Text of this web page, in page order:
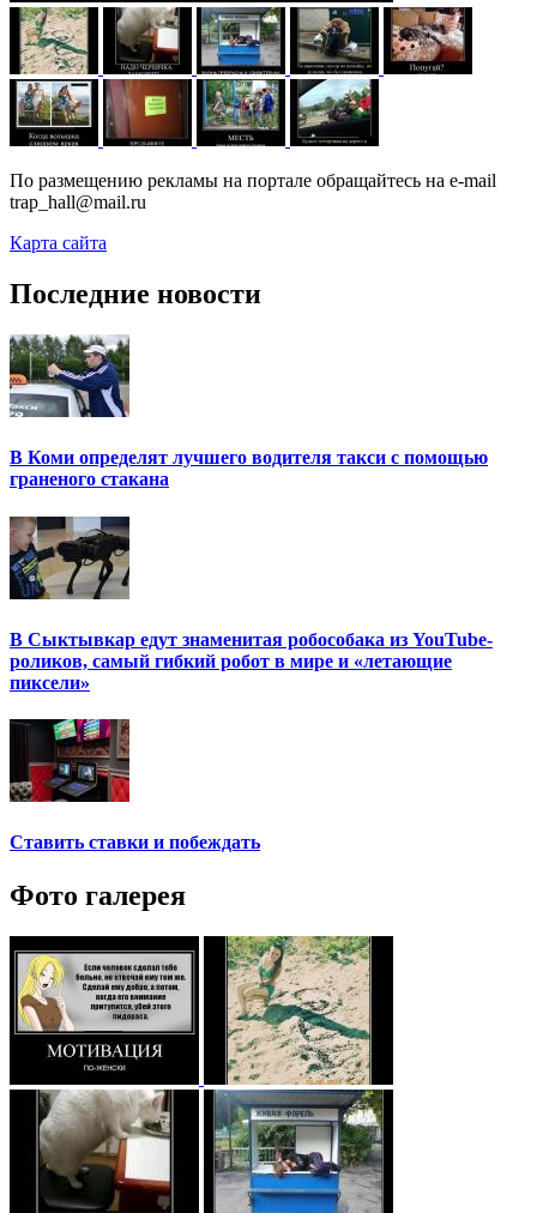
По размещению рекламы на портале обращайтесь на e-mail
trap_hall@mail.ru
Карта сайта
Последние новости
В Коми определят лучшего водителя такси с помощью
граненого стакана
В Сыктывкар едут знаменитая робособака из YouTube-
роликов, самый гибкий робот в мире и «летающие
пиксели»
Ставить ставки и побеждать
Фото галерея